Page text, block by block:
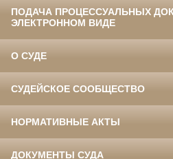
ПОДАЧА ПРОЦЕССУАЛЬНЫХ
ЭЛЕКТРОННОМ ВИДЕ
О СУДЕ
СУДЕЙСКОЕ СООБЩЕСТВО
НОРМАТИВНЫЕ АКТЫ
ДОКУМЕНТЫ СУДА